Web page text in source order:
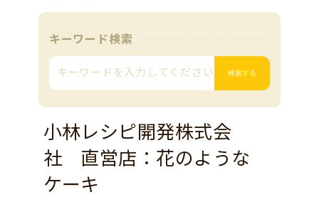
キーワード検索
小林レシピ開発株式会
社 直営店：花のような
ケーキ